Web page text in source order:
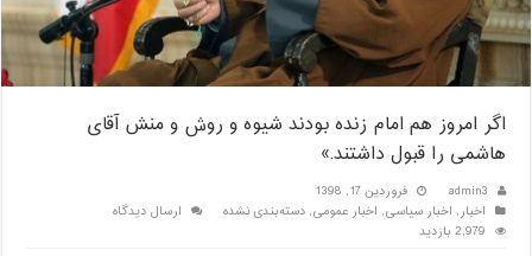
اگر امروز هم امام زنده بودند شیوه و روش و منش آقای
هاشمی را قبول داشتند.»
admin3
فروردین 17, 1398
اخبار, اخبار سیاسی, اخبار عمومی,دسته‌بندی نشده
ارسال دیدگاه
2,979 بازدید